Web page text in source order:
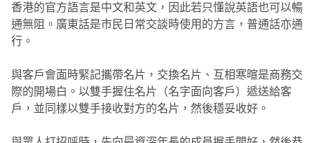
香港的官方語言是中文和英文，因此若只懂說英語也可以暢
通無阻。廣東話是市民日常交談時使用的方言，普通話亦通
行。
與客戶會面時緊記攜帶名片，交換名片、互相寒暄是商務交
際的開場白。以雙手握住名片（名字面向客戶）遞送給客
戶，並同樣以雙手接收對方的名片，然後穩妥收好。